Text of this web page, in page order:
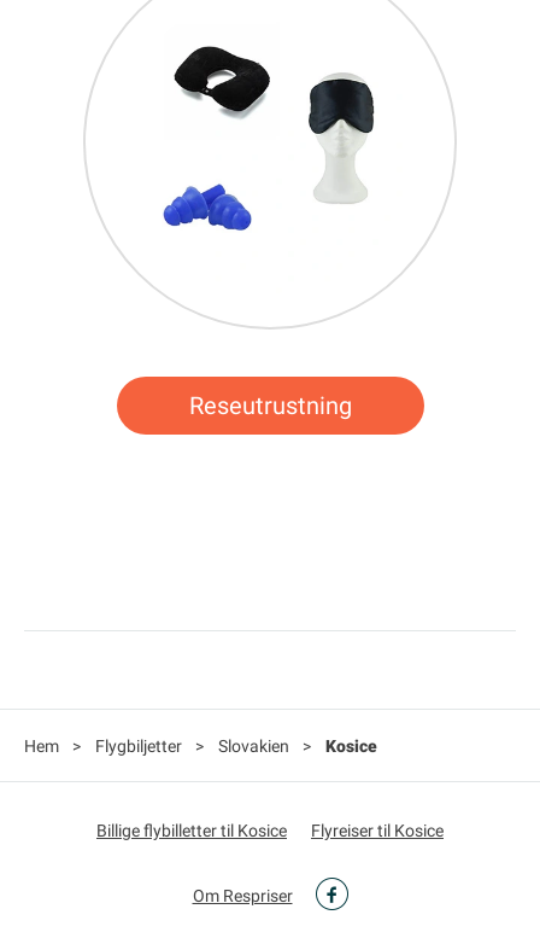
Reseutrustning
Hem > Flygbiljetter > Slovakien > Kosice
Billige flybilletter til Kosice Flyreiser til Kosice
Om Respriser